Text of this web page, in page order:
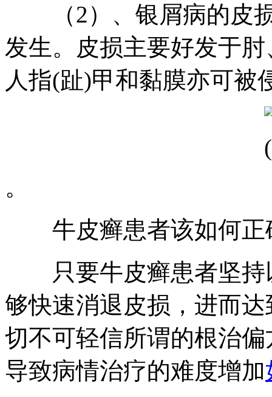
（2）、银屑病的皮损
发生。皮损主要好发于
人指(趾)甲和黏膜亦可被
。
牛皮癣患者该如何正
只要牛皮癣患者坚持
够快速消退皮损，进而
切不可轻信所谓的根治
导致病情治疗的难度增加